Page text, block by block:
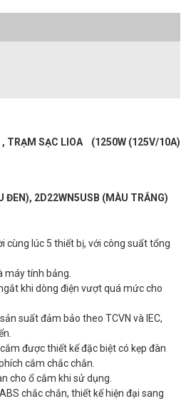
TRẠM SẠC LIOA (1250W (125V/10A)
ĐEN), 2D22WN5USB (MÀU TRẮNG)
cùng lúc 5 thiết bị, với công suất tổng
máy tính bảng.
khi dòng điện vượt quá mức cho
suất đảm bảo theo TCVN và IEC,
được thiết kế đặc biệt có kẹp đàn
cắm chắc chắn.
cho ổ cắm khi sử dụng.
chắc chắn, thiết kế hiện đại sang